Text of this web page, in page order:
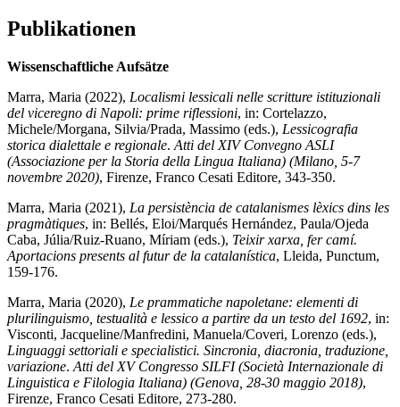
Publikationen
Wissenschaftliche Aufsätze
Marra, Maria (2022), Localismi lessicali nelle scritture istituzionali
del viceregno di Napoli: prime riflessioni, in: Cortelazzo,
Michele/Morgana, Silvia/Prada, Massimo (eds.), Lessicografia
storica dialettale e regionale. Atti del XIV Convegno ASLI
(Associazione per la Storia della Lingua Italiana) (Milano, 5-7
novembre 2020), Firenze, Franco Cesati Editore, 343-350.
Marra, Maria (2021), La persistència de catalanismes lèxics dins les
pragmàtiques, in: Bellés, Eloi/Marqués Hernández, Paula/Ojeda
Caba, Júlia/Ruiz-Ruano, Míriam (eds.), Teixir xarxa, fer camí.
Aportacions presents al futur de la catalanística, Lleida, Punctum,
159-176.
Marra, Maria (2020), Le prammatiche napoletane: elementi di
plurilinguismo, testualità e lessico a partire da un testo del 1692, in:
Visconti, Jacqueline/Manfredini, Manuela/Coveri, Lorenzo (eds.),
Linguaggi settoriali e specialistici. Sincronia, diacronia, traduzione,
variazione. Atti del XV Congresso SILFI (Società Internazionale di
Linguistica e Filologia Italiana) (Genova, 28-30 maggio 2018),
Firenze, Franco Cesati Editore, 273-280.